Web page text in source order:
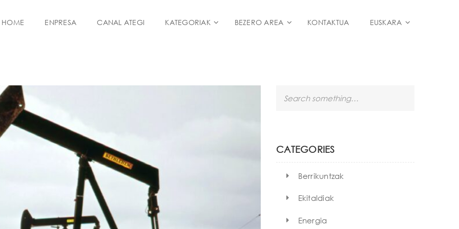
HOME ENPRESA CANAL ATEGI KATEGORIAK BEZERO AREA KONTAKTUA EUSKARA
h
CATEGORIES
Berrikuntzak
Ekitaldiak
Energia